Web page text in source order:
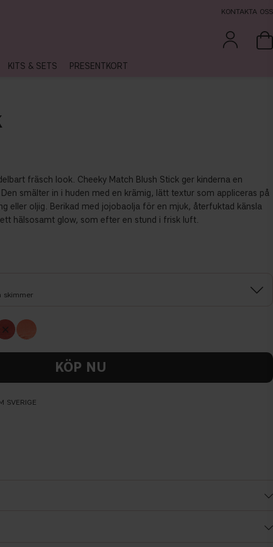
KONTAKTA OSS
KITS & SETS PRESENTKORT
fräsch look. Cheeky Match Blush Stick ger kinderna en
smälter in i huden med en krämig, lätt textur som appliceras på
eller oljig. Berikad med jojobaolja för en mjuk, återfuktad känsla
hälsosamt glow, som efter en stund i frisk luft.
skimmer
KÖP NU
SVERIGE